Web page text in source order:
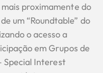
proximamente do
um “Roundtable” do
o acesso a
em Grupos de
Special Interest